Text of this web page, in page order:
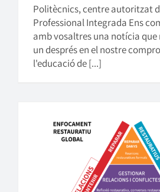
Politècnics, centre autoritzat
Professional Integrada Ens
amb vosaltres una notícia que
un després en el nostre
l'educació de [...]